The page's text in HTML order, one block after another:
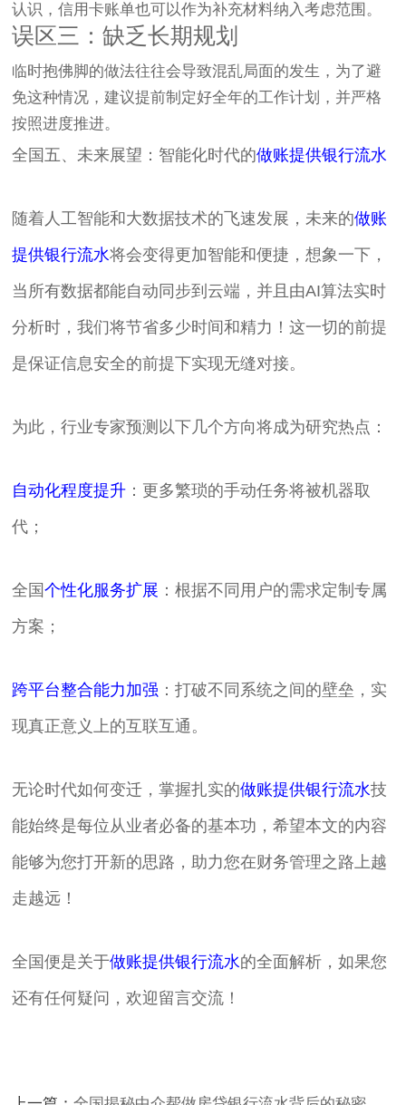
认识，信用卡账单也可以作为补充材料纳入考虑范围。
误区三：缺乏长期规划
临时抱佛脚的做法往往会导致混乱局面的发生，为了避
免这种情况，建议提前制定好全年的工作计划，并严格
按照进度推进。
全国五、未来展望：智能化时代的做账提供银行流水
随着人工智能和大数据技术的飞速发展，未来的做账
提供银行流水将会变得更加智能和便捷，想象一下，
当所有数据都能自动同步到云端，并且由AI算法实时
分析时，我们将节省多少时间和精力！这一切的前提
是保证信息安全的前提下实现无缝对接。
为此，行业专家预测以下几个方向将成为研究热点：
自动化程度提升 ：更多繁琐的手动任务将被机器取
代；
全国个性化服务扩展 ：根据不同用户的需求定制专属
方案；
跨平台整合能力加强 ：打破不同系统之间的壁垒，实
现真正意义上的互联互通。
无论时代如何变迁，掌握扎实的做账提供银行流水技
能始终是每位从业者必备的基本功，希望本文的内容
能够为您打开新的思路，助力您在财务管理之路上越
走越远！
全国便是关于做账提供银行流水的全面解析，如果您
还有任何疑问，欢迎留言交流！